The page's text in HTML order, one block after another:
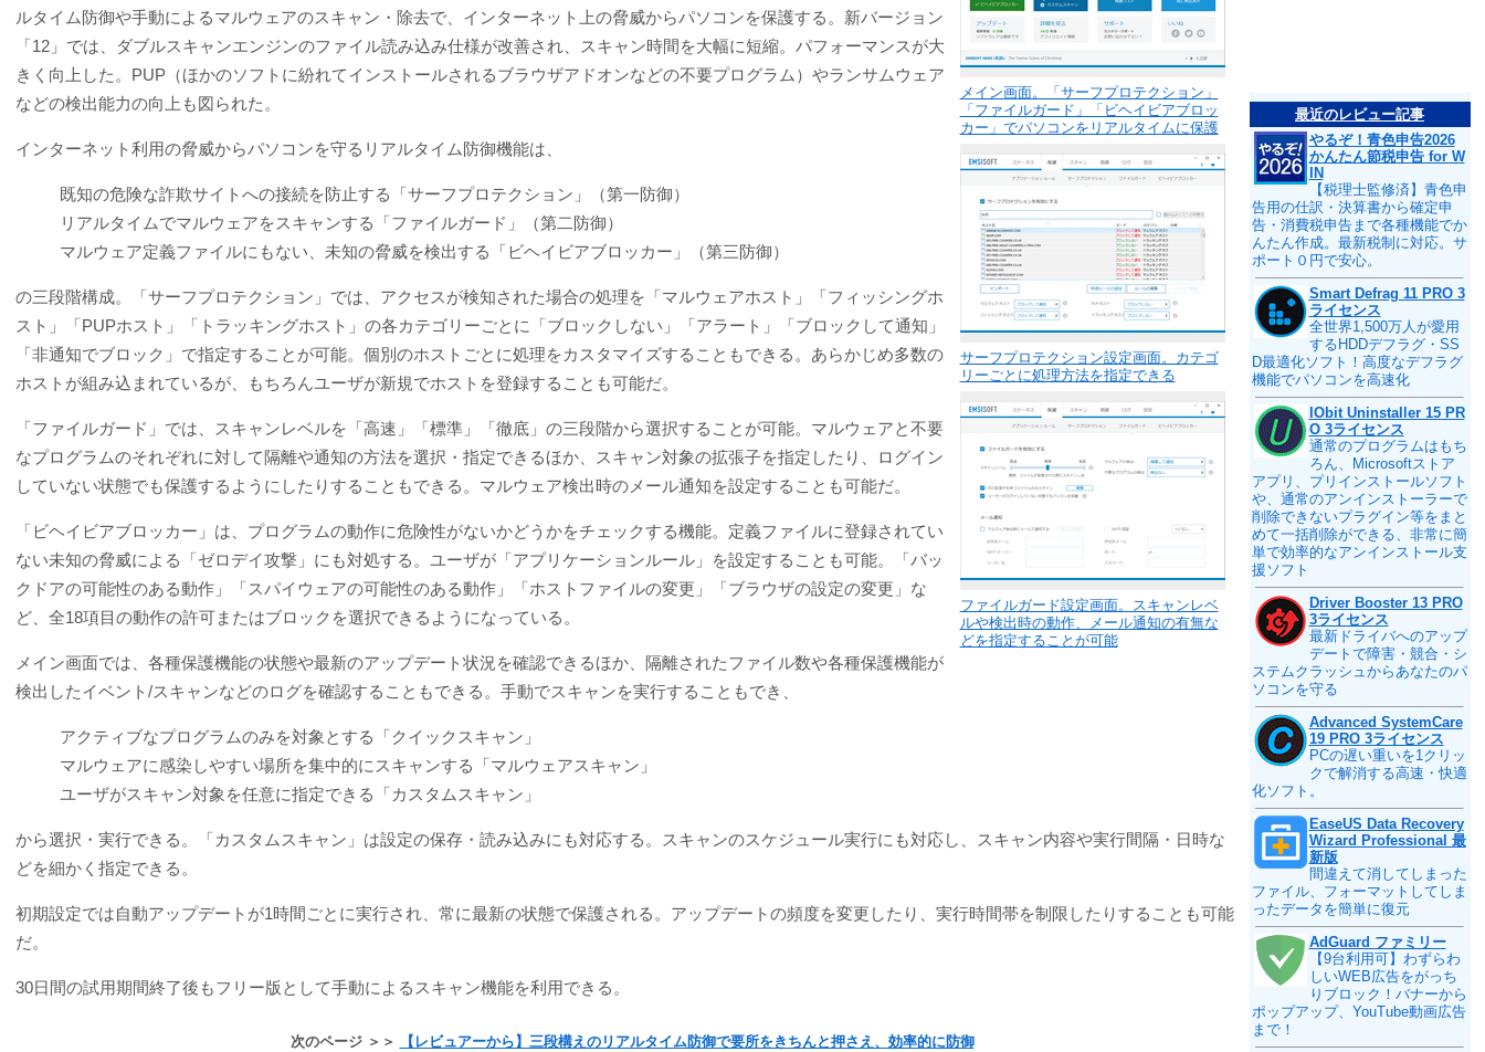
メイン画面。「サーフプロテクション」
「ファイルガード」「ビヘイビアブロッ
カー」でパソコンをリアルタイムに保護
サーフプロテクション設定画面。カテゴ
リーごとに処理方法を指定できる
ファイルガード設定画面。スキャンレベ
ルや検出時の動作、メール通知の有無な
どを指定することが可能
ルタイム防御や手動によるマルウェアのスキャン・除去で、インターネット上の脅威からパソコンを保護する。新バージョン
「12」では、ダブルスキャンエンジンのファイル読み込み仕様が改善され、スキャン時間を大幅に短縮。パフォーマンスが大
きく向上した。PUP（ほかのソフトに紛れてインストールされるブラウザアドオンなどの不要プログラム）やランサムウェア
などの検出能力の向上も図られた。
インターネット利用の脅威からパソコンを守るリアルタイム防御機能は、
既知の危険な詐欺サイトへの接続を防止する「サーフプロテクション」（第一防御）
リアルタイムでマルウェアをスキャンする「ファイルガード」（第二防御）
マルウェア定義ファイルにもない、未知の脅威を検出する「ビヘイビアブロッカー」（第三防御）
の三段階構成。「サーフプロテクション」では、アクセスが検知された場合の処理を「マルウェアホスト」「フィッシングホ
スト」「PUPホスト」「トラッキングホスト」の各カテゴリーごとに「ブロックしない」「アラート」「ブロックして通知」
「非通知でブロック」で指定することが可能。個別のホストごとに処理をカスタマイズすることもできる。あらかじめ多数の
ホストが組み込まれているが、もちろんユーザが新規でホストを登録することも可能だ。
「ファイルガード」では、スキャンレベルを「高速」「標準」「徹底」の三段階から選択することが可能。マルウェアと不要
なプログラムのそれぞれに対して隔離や通知の方法を選択・指定できるほか、スキャン対象の拡張子を指定したり、ログイン
していない状態でも保護するようにしたりすることもできる。マルウェア検出時のメール通知を設定することも可能だ。
「ビヘイビアブロッカー」は、プログラムの動作に危険性がないかどうかをチェックする機能。定義ファイルに登録されてい
ない未知の脅威による「ゼロデイ攻撃」にも対処する。ユーザが「アプリケーションルール」を設定することも可能。「バッ
クドアの可能性のある動作」「スパイウェアの可能性のある動作」「ホストファイルの変更」「ブラウザの設定の変更」な
ど、全18項目の動作の許可またはブロックを選択できるようになっている。
メイン画面では、各種保護機能の状態や最新のアップデート状況を確認できるほか、隔離されたファイル数や各種保護機能が
検出したイベント/スキャンなどのログを確認することもできる。手動でスキャンを実行することもでき、
アクティブなプログラムのみを対象とする「クイックスキャン」
マルウェアに感染しやすい場所を集中的にスキャンする「マルウェアスキャン」
ユーザがスキャン対象を任意に指定できる「カスタムスキャン」
から選択・実行できる。「カスタムスキャン」は設定の保存・読み込みにも対応する。スキャンのスケジュール実行にも対応し、スキャン内容や実行間隔・日時な
どを細かく指定できる。
初期設定では自動アップデートが1時間ごとに実行され、常に最新の状態で保護される。アップデートの頻度を変更したり、実行時間帯を制限したりすることも可能
だ。
30日間の試用期間終了後もフリー版として手動によるスキャン機能を利用できる。
次のページ ＞＞ 【レビュアーから】三段構えのリアルタイム防御で要所をきちんと押さえ、効率的に防御
最近のレビュー記事
やるぞ！青色申告2026
かんたん節税申告 for W
IN
【税理士監修済】青色申
告用の仕訳・決算書から確定申
告・消費税申告まで各種機能でか
んたん作成。最新税制に対応。サ
ポート０円で安心。
Smart Defrag 11 PRO 3
ライセンス
全世界1,500万人が愛用
するHDDデフラグ・SS
D最適化ソフト！高度なデフラグ
機能でパソコンを高速化
IObit Uninstaller 15 PR
O 3ライセンス
通常のプログラムはもち
ろん、Microsoftストア
アプリ、プリインストールソフト
や、通常のアンインストーラーで
削除できないプラグイン等をまと
めて一括削除ができる、非常に簡
単で効率的なアンインストール支
援ソフト
Driver Booster 13 PRO
3ライセンス
最新ドライバへのアップ
デートで障害・競合・シ
ステムクラッシュからあなたのパ
ソコンを守る
Advanced SystemCare
19 PRO 3ライセンス
PCの遅い重いを1クリッ
クで解消する高速・快適
化ソフト。
EaseUS Data Recovery
Wizard Professional 最
新版
間違えて消してしまった
ファイル、フォーマットしてしま
ったデータを簡単に復元
AdGuard ファミリー
【9台利用可】わずらわ
しいWEB広告をがっち
りブロック！バナーから
ポップアップ、YouTube動画広告
まで！